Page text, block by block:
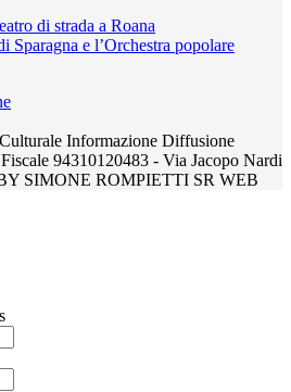
di strada a Roana
Sparagna e l’Orchestra popolare
Informazione Diffusione
94310120483 - Via Jacopo Nardi
SIMONE ROMPIETTI SR WEB